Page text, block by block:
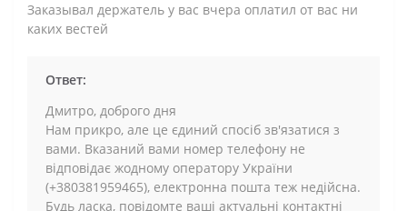
Заказывал держатель у вас вчера оплатил от вас ни
каких вестей
Ответ:
Дмитро, доброго дня
Нам прикро, але це єдиний спосіб зв'язатися з
вами. Вказаний вами номер телефону не
відповідає жодному оператору України
(+380381959465), електронна пошта теж недійсна.
Будь ласка, повідомте ваші актуальні контактні